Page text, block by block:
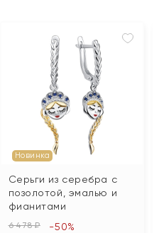
Новинка
Серьги из серебра с
позолотой, эмалью и
фианитами
6 478 ₽ -50%